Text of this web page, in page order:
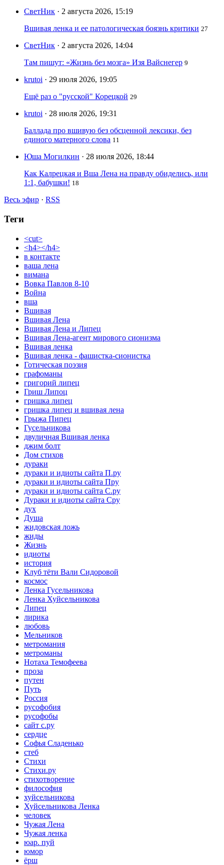
СветНик · 2 августа 2026, 15:19
Вшивая ленка и ее патологическая боязнь критики 27
СветНик · 2 августа 2026, 14:04
Там пишут: «Жизнь без мозга» Изя Вайснегер 9
krutoi · 29 июля 2026, 19:05
Ещё раз о "русской" Корецкой 29
krutoi · 28 июля 2026, 19:31
Баллада про вшивую без обсценной лексики, без
единого матерного слова 11
Юша Могилкин · 28 июля 2026, 18:44
Как Калрецкая и Вша Лена на правду обиделись, или
1:1, бабушки! 18
Весь эфир · RSS
Теги
<cut>
<h4></h4>
в контакте
ваша лена
вимана
Вовка Павлов 8-10
Война
вша
Вшивая
Вшивая Лена
Вшивая Лена и Липец
Вшивая Лена-агент мирового сионизма
Вшивая ленка
Вшивая ленка - фашистка-сионистка
Готическая поэзия
графоманы
григорий липец
Гриш Липоц
гришка липец
гришка липец и вшивая лена
Грыжа Пипец
Гусельникова
двуличная Вшивая ленка
джим болт
Дом стихов
дураки
дураки и идиоты сайта П.ру
дураки и идиоты сайта Пру
дураки и идиоты сайта С.ру
Дураки и идиоты сайта Сру
дух
Душа
жидовская ложь
жиды
Жизнь
идиоты
история
Клуб тёти Вали Сидоровой
космос
Ленка Гусельникова
Ленка Хуйсельникова
Липец
лирика
любовь
Мельников
метромания
метроманы
Нотаха Темофеева
проза
путен
Путь
Россия
русофобия
русофобы
сайт с.ру
сердце
Софья Сладенько
стеб
Стихи
Стихи.ру
стихотворение
философия
хуйсельникова
Хуйсельникова Ленка
человек
Чужая Лена
Чужая ленка
юар. пуй
юмор
ёрш